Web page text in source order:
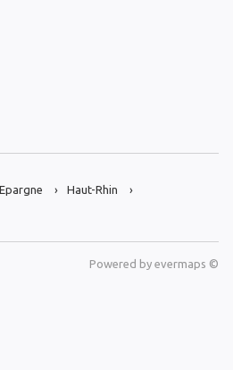
Haut-Rhin
Powered by evermaps ©